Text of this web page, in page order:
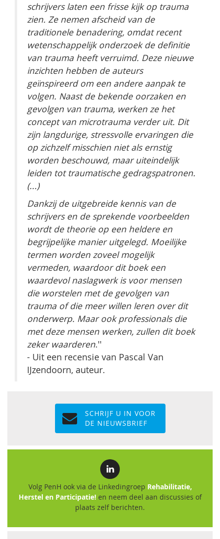
schrijvers laten een frisse kijk op trauma
zien. Ze nemen afscheid van de
traditionele benadering, omdat recent
wetenschappelijk onderzoek de definitie
van trauma heeft verruimd. Deze nieuwe
inzichten hebben de auteurs
geïnspireerd om een andere aanpak te
volgen. Naast de bekende oorzaken en
gevolgen van trauma, werken ze het
concept van microtrauma verder uit. Dit
zijn langdurige, stressvolle ervaringen die
op zichzelf misschien niet als ernstig
worden beschouwd, maar uiteindelijk
leiden tot traumatische gedragspatronen.
(...)
Dankzij de uitgebreide kennis van de
schrijvers en de sprekende voorbeelden
wordt de theorie op een heldere en
begrijpelijke manier uitgelegd. Moeilijke
termen worden zoveel mogelijk
vermeden, waardoor dit boek een
waardevol naslagwerk is voor mensen
die worstelen met de gevolgen van
trauma of die meer willen leren over dit
onderwerp. Maar ook professionals die
met deze mensen werken, zullen dit boek
zeker waarderen.''
- Uit een recensie van Pascal Van
IJzendoorn, auteur.
SCHRIJF U IN VOOR
DE NIEUWSBRIEF
Volg PenH ook via de Linkedingroep Rehabilitatie,
Herstel en Participatie!en neem deel aan discussies of
plaats zelf berichten.